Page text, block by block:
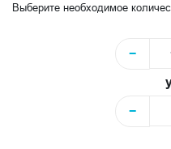
Выберите необходимое
−
−